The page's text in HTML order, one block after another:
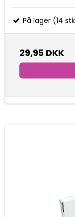
På lager (14
29,95 DKK